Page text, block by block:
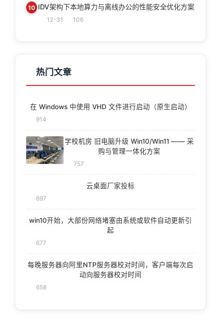
10 IDV架构下本地算力与离线办公的性能安全优化方案
12-31 106
热门文章
在 Windows 中使用 VHD 文件进行启动（原生启动）
914
学校机房 旧电脑升级 Win10/Win11 —— 采
购与管理一体化方案
757
云桌面厂家投标
697
win10开始，大部份网络堵塞由系统或软件自动更新引
起
677
每晚服务器向阿里NTP服务器校对时间，客户端每次启
动向服务器校对时间
658